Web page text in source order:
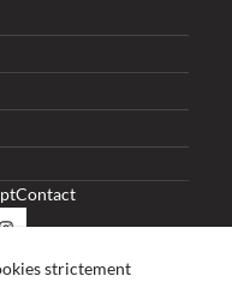
Contact
strictement